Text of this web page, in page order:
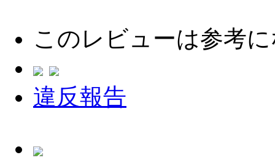
このレビューは参考
違反報告